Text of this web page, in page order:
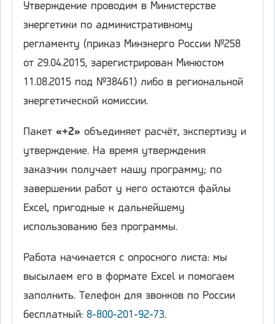
Утверждение проводим в Министерстве
энергетики по административному
регламенту (приказ Минэнерго России №258
от 29.04.2015, зарегистрирован Минюстом
11.08.2015 под №38461) либо в региональной
энергетической комиссии.
Пакет «+2» объединяет расчёт, экспертизу и
утверждение. На время утверждения
заказчик получает нашу программу; по
завершении работ у него остаются файлы
Excel, пригодные к дальнейшему
использованию без программы.
Работа начинается с опросного листа: мы
высылаем его в формате Excel и помогаем
заполнить. Телефон для звонков по России
бесплатный: 8-800-201-92-73.